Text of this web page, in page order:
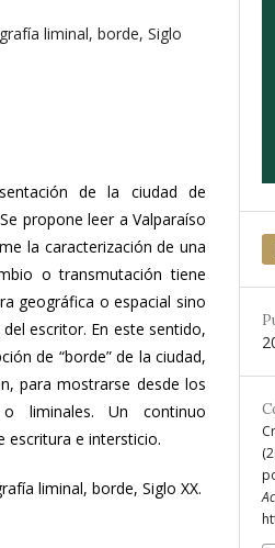
liminal, borde, Siglo
de la ciudad de
propone leer a Valparaíso
la caracterización de una
o transmutación tiene
geográfica o espacial sino
escritor. En este sentido,
de “borde” de la ciudad,
para mostrarse desde los
liminales. Un continuo
escritura e intersticio.
liminal, borde, Siglo XX.